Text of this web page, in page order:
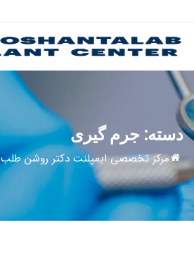
دسته: جرم گیری
مرکز تخصصی ایمپلنت دکتر روشن طلب